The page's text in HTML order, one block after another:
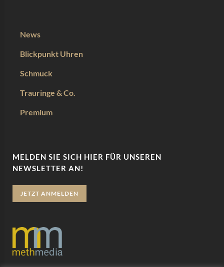
News
Blickpunkt Uhren
Schmuck
Trauringe & Co.
Premium
MELDEN SIE SICH HIER FÜR UNSEREN
NEWSLETTER AN!
JETZT ANMELDEN